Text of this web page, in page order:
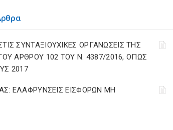
ΣΥΝΤΑΞΙΟΥΧΙΚΕΣ ΟΡΓΑΝΩΣΕΙΣ ΤΗΣ
ΑΡΘΡΟΥ 102 ΤΟΥ Ν. 4387/2016, ΟΠΩΣ
2017
ΕΛΑΦΡΥΝΣΕΙΣ ΕΙΣΦΟΡΩΝ ΜΗ